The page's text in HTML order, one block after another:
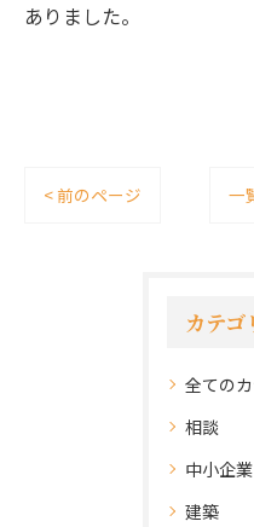
ありました。
< 前のページ 一
カテゴ
全ての
相談
中小企業
建築